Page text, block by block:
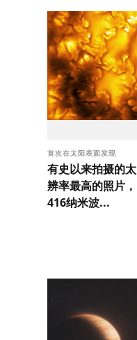
首次在太阳表面发现
有史以来拍摄的
辨率最高的照片
416纳米波...